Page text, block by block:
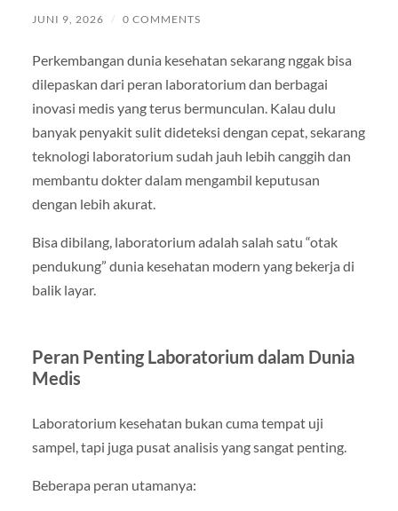
JUNI 9, 2026 / 0 COMMENTS
Perkembangan dunia kesehatan sekarang nggak bisa
dilepaskan dari peran laboratorium dan berbagai
inovasi medis yang terus bermunculan. Kalau dulu
banyak penyakit sulit dideteksi dengan cepat, sekarang
teknologi laboratorium sudah jauh lebih canggih dan
membantu dokter dalam mengambil keputusan
dengan lebih akurat.
Bisa dibilang, laboratorium adalah salah satu “otak
pendukung” dunia kesehatan modern yang bekerja di
balik layar.
Peran Penting Laboratorium dalam Dunia
Medis
Laboratorium kesehatan bukan cuma tempat uji
sampel, tapi juga pusat analisis yang sangat penting.
Beberapa peran utamanya: